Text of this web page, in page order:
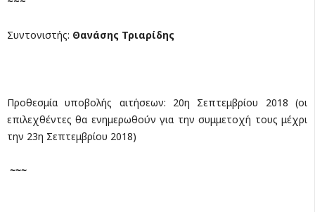
Συντονιστής: Θανάσης Τριαρίδης
Προθεσμία υποβολής αιτήσεων: 20η Σεπτεμβρίου 2018 (οι
επιλεχθέντες θα ενημερωθούν για την συμμετοχή τους μέχρι
την 23η Σεπτεμβρίου 2018)
~~~